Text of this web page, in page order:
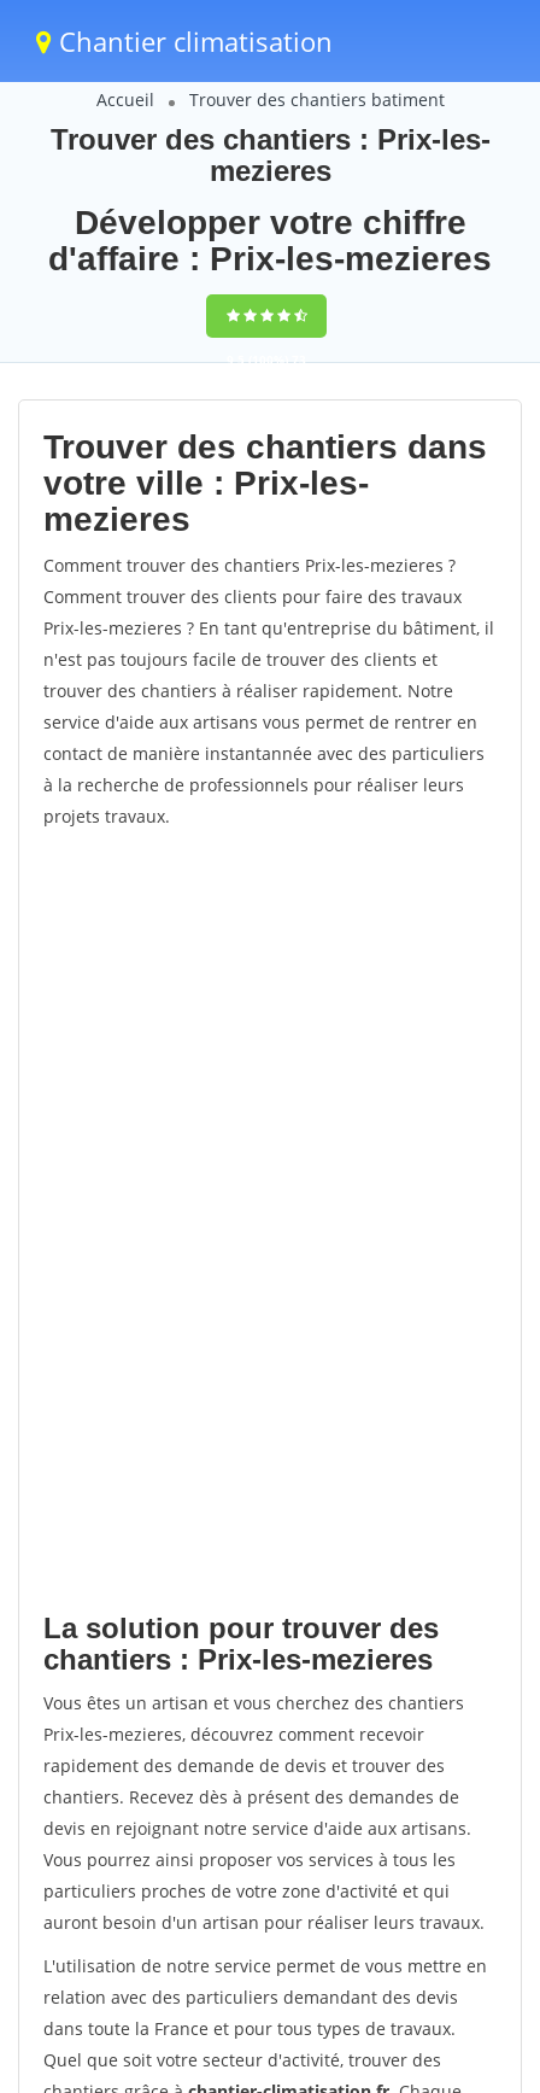
Chantier climatisation
Accueil Trouver des chantiers batiment
Trouver des chantiers : Prix-les-
mezieres
Développer votre chiffre
d'affaire : Prix-les-mezieres
9,5(100%)73
votes
Trouver des chantiers dans
votre ville : Prix-les-
mezieres
Comment trouver des chantiers Prix-les-mezieres ?
Comment trouver des clients pour faire des travaux
Prix-les-mezieres ? En tant qu'entreprise du bâtiment, il
n'est pas toujours facile de trouver des clients et
trouver des chantiers à réaliser rapidement. Notre
service d'aide aux artisans vous permet de rentrer en
contact de manière instantannée avec des particuliers
à la recherche de professionnels pour réaliser leurs
projets travaux.
La solution pour trouver des
chantiers : Prix-les-mezieres
Vous êtes un artisan et vous cherchez des chantiers
Prix-les-mezieres, découvrez comment recevoir
rapidement des demande de devis et trouver des
chantiers. Recevez dès à présent des demandes de
devis en rejoignant notre service d'aide aux artisans.
Vous pourrez ainsi proposer vos services à tous les
particuliers proches de votre zone d'activité et qui
auront besoin d'un artisan pour réaliser leurs travaux.
L'utilisation de notre service permet de vous mettre en
relation avec des particuliers demandant des devis
dans toute la France et pour tous types de travaux.
Quel que soit votre secteur d'activité, trouver des